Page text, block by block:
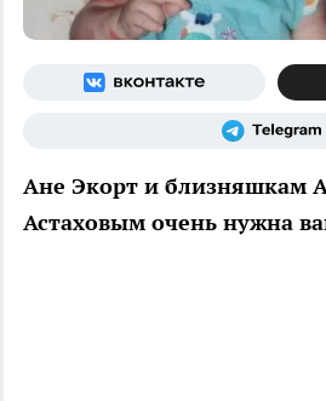
Ане Экорт и близняшкам
Астаховым очень нужна